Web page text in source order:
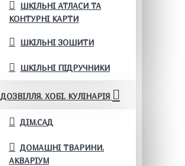
ШКІЛЬНІ АТЛАСИ ТА
КОНТУРНІ КАРТИ
ШКІЛЬНІ ЗОШИТИ
ШКІЛЬНІ ПІДРУЧНИКИ
ДОЗВІЛЛЯ. ХОБІ. КУЛІНАРІЯ
ДІМ.САД
ДОМАШНІ ТВАРИНИ.
АКВАРІУМ